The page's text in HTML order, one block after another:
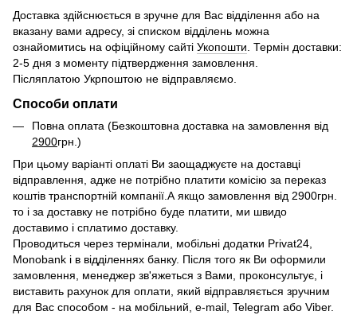
Доставка здійснюється в зручне для Вас відділення або на
вказану вами адресу, зі списком відділень можна
ознайомитись на офіційному сайті Укопошти . Термін доставки:
2-5 дня з моменту підтвердження замовлення.
Післяплатою Укрпоштою не відправляємо.
Способи оплати
Повна оплата (Безкоштовна доставка на замовлення від
2900грн.)
При цьому варіанті оплаті Ви заощаджуєте на доставці
відправлення, адже не потрібно платити комісію за переказ
коштів транспортній компанії.А якщо замовлення від 2900грн.
то і за доставку не потрібно буде платити, ми швидо
доставимо і сплатимо доставку.
Проводиться через термінали, мобільні додатки Privat24,
Monobank і в відділеннях банку. Після того як Ви оформили
замовлення, менеджер зв'яжеться з Вами, проконсультує, і
виставить рахунок для оплати, який відправляється зручним
для Вас способом - на мобільний, e-mail, Telegram або Viber.